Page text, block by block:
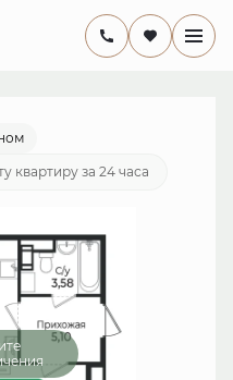
7 564 500 руб.
квартиру за 24 часа